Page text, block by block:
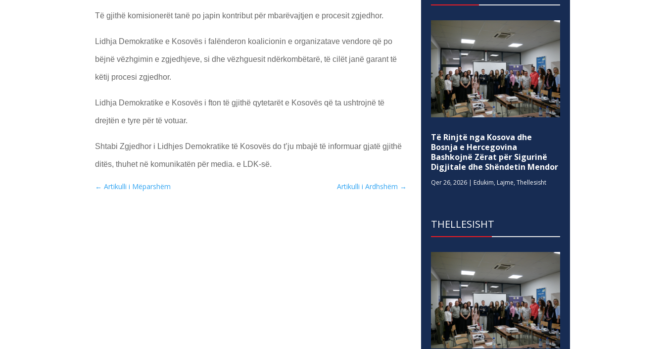
Të gjithë komisionerët tanë po japin kontribut për mbarëvajtjen e procesit zgjedhor.
Lidhja Demokratike e Kosovës i falënderon koalicionin e organizatave vendore që po
bëjnë vëzhgimin e zgjedhjeve, si dhe vëzhguesit ndërkombëtarë, të cilët janë garant të
këtij procesi zgjedhor.
Lidhja Demokratike e Kosovës i fton të gjithë qytetarët e Kosovës që ta ushtrojnë të
drejtën e tyre për të votuar.
Shtabi Zgjedhor i Lidhjes Demokratike të Kosovës do t’ju mbajë të informuar gjatë gjithë
ditës, thuhet në komunikatën për media. e LDK-së.
← Artikulli i Mëparshëm Artikulli i Ardhshëm →
Të Rinjtë nga Kosova dhe
Bosnja e Hercegovina
Bashkojnë Zërat për Sigurinë
Digjitale dhe Shëndetin Mendor
Qer 26, 2026 | Edukim, Lajme,Thellesisht
THELLESISHT